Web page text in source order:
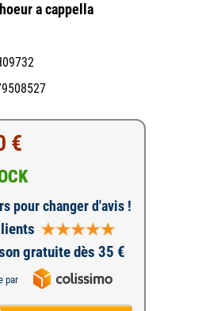
a cappella
€
pour changer d'avis !
gratuite dès 35 €
par